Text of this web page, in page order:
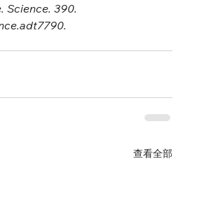
Science. 390.
查看全部